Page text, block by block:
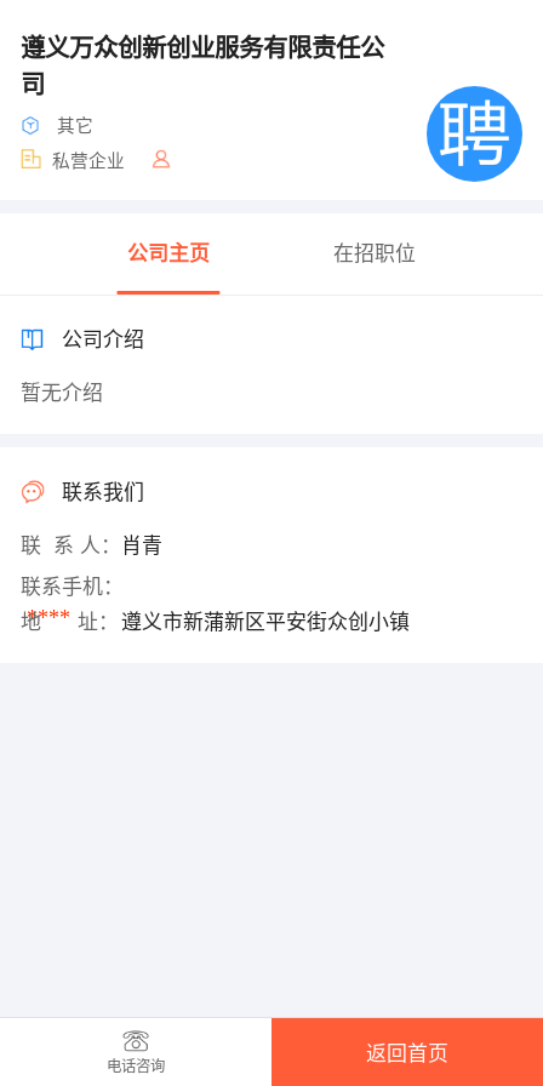
遵义万众创新创业服务有限责任公
司
其它
私营企业
公司主页 在招职位
公司介绍
暂无介绍
联系我们
联 系 人：
肖青
联系手机：
****
地 址： 遵义市新蒲新区平安街众创小镇
电话咨询
返回首页